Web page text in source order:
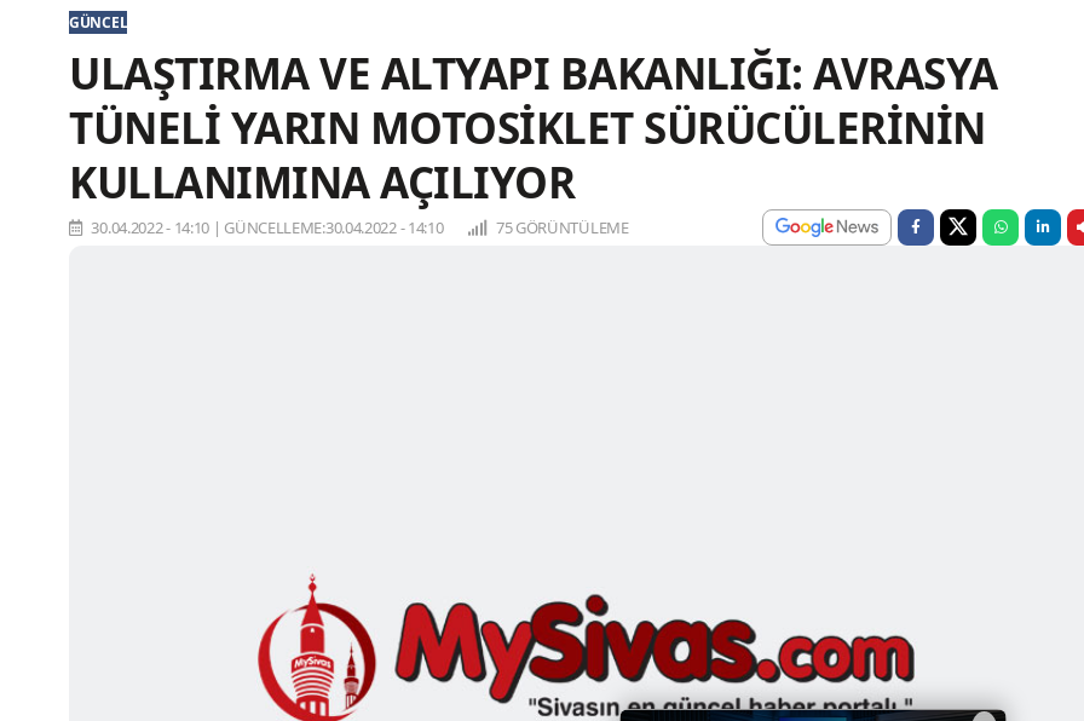
GÜNCEL
ULAŞTIRMA VE ALTYAPI BAKANLIĞI: AVRASYA
TÜNELİ YARIN MOTOSİKLET SÜRÜCÜLERİNİN
KULLANIMINA AÇILIYOR
30.04.2022 - 14:10 | GÜNCELLEME:30.04.2022 - 14:10 75 GÖRÜNTÜLEME